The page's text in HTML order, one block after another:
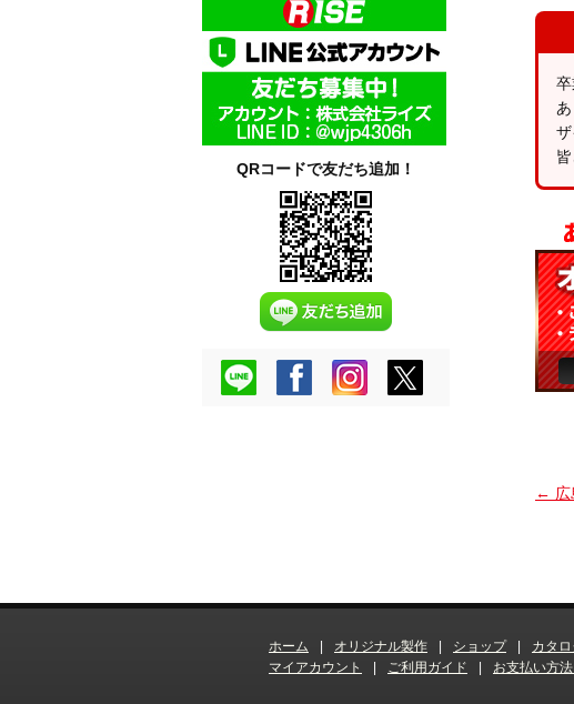
←
QRコードで友だち追加！
ホーム オリジナル製作 ショップ カタ
マイアカウント
ご利用ガイド お支払い方